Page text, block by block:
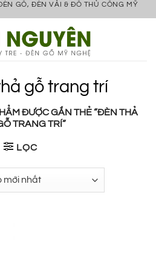
GỖ, ĐÈN VẢI & ĐỒ THỦ CÔNG MỸ
gỗ trang trí
ĐƯỢC GẮN THẺ “ĐÈN THẢ
TRANG TRÍ”
LỌC